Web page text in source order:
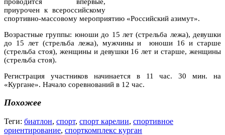
приурочен к всероссийскому
спортивно-массовому мероприятию «Российский азимут».
Возрастные группы: юноши до 15 лет (стрельба лежа), девушки
до 15 лет (стрельба лежа), мужчины и юноши 16 и старше
(стрельба стоя), женщины и девушки 16 лет и старше, женщины
(стрельба стоя).
Регистрация участников начинается в 11 час. 30 мин. на
«Кургане». Начало соревнований в 12 час.
Похожее
Теги: биатлон, спорт, спорт карелии, спортивное
ориентирование, спорткомплекс курган